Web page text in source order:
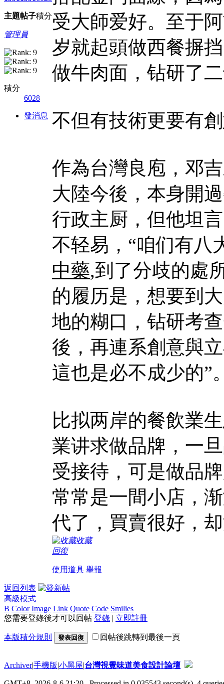
主題帖子積分
管理員
積分
6028
發消息
受大師爱好。至于
岁就起頭做西餐摒
做牛肉面，钻研了
不但有技術更要有
作為台灣良庖，邓
大陸今後，本身開
行政主厨，但他坦
不轻易，“咱们有八
中藥,到了分歧的處
的履历是，想要到
地的糊口，钻研考
後，再連系創意與
這也是必不成少的”
比拟两岸的餐飲業
業讲求做品牌，一
受接待，可是做品
常常是一間小店，
代了，買賣很好，
收藏
回復
使用道具 舉報
返回列表
高級模式
B Color Image Link Quote Code Smilies
您需要登錄後才可以回帖 登錄 | 立即註冊
本版積分規則 發表回復 回帖後跳轉到最後一頁
Archiver|手機版|小黑屋|台灣視覺味道美食設計論壇